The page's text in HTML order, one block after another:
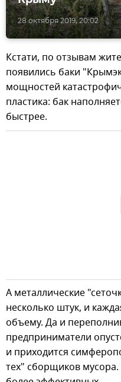
28 октября 2019, 20:02
Кстати, по отзывам
появились баки
мощностей
пластика: бак
быстрее.
А металлические
несколько штук, и
объему. Да и
предприниматели
и приходится
тех" сборщиков